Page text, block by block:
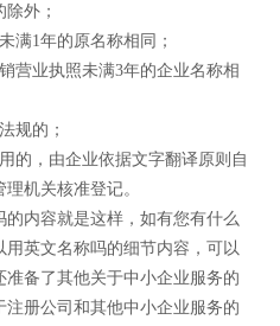
外；
1年的原名称相同；
业执照未满3年的企业名称相
规的；
，由企业依据文字翻译原则自
机关核准登记。
内容就是这样，如有您有什么
英文名称吗的细节内容，可以
备了其他关于中小企业服务的
册公司和其他中小企业服务的